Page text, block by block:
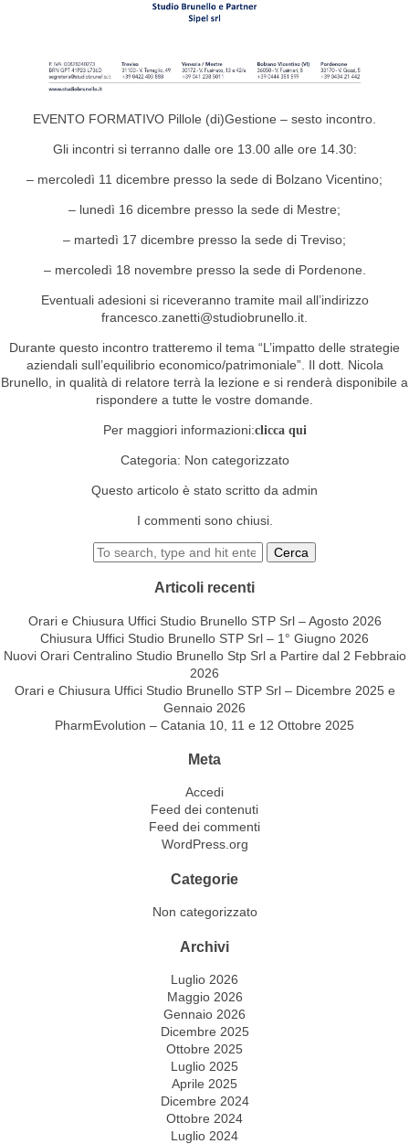
EVENTO FORMATIVO Pillole (di)Gestione – sesto incontro.
Gli incontri si terranno dalle ore 13.00 alle ore 14.30:
– mercoledì 11 dicembre presso la sede di Bolzano Vicentino;
– lunedì 16 dicembre presso la sede di Mestre;
– martedì 17 dicembre presso la sede di Treviso;
– mercoledì 18 novembre presso la sede di Pordenone.
Eventuali adesioni si riceveranno tramite mail all’indirizzo
francesco.zanetti@studiobrunello.it.
Durante questo incontro tratteremo il tema “L’impatto delle strategie
aziendali sull’equilibrio economico/patrimoniale”. Il dott. Nicola
Brunello, in qualità di relatore terrà la lezione e si renderà disponibile a
rispondere a tutte le vostre domande.
Per maggiori informazioni:clicca qui
Categoria: Non categorizzato
Questo articolo è stato scritto da admin
I commenti sono chiusi.
Cerca
Articoli recenti
Orari e Chiusura Uffici Studio Brunello STP Srl – Agosto 2026
Chiusura Uffici Studio Brunello STP Srl – 1° Giugno 2026
Nuovi Orari Centralino Studio Brunello Stp Srl a Partire dal 2 Febbraio
2026
Orari e Chiusura Uffici Studio Brunello STP Srl – Dicembre 2025 e
Gennaio 2026
PharmEvolution – Catania 10, 11 e 12 Ottobre 2025
Meta
Accedi
Feed dei contenuti
Feed dei commenti
WordPress.org
Categorie
Non categorizzato
Archivi
Luglio 2026
Maggio 2026
Gennaio 2026
Dicembre 2025
Ottobre 2025
Luglio 2025
Aprile 2025
Dicembre 2024
Ottobre 2024
Luglio 2024